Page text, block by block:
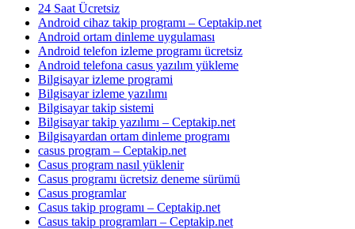
24 Saat Ücretsiz
Android cihaz takip programı – Ceptakip.net
Android ortam dinleme uygulaması
Android telefon izleme programı ücretsiz
Android telefona casus yazılım yükleme
Bilgisayar izleme programi
Bilgisayar izleme yazılımı
Bilgisayar takip sistemi
Bilgisayar takip yazılımı – Ceptakip.net
Bilgisayardan ortam dinleme programı
casus program – Ceptakip.net
Casus program nasıl yüklenir
Casus programı ücretsiz deneme sürümü
Casus programlar
Casus takip programı – Ceptakip.net
Casus takip programları – Ceptakip.net